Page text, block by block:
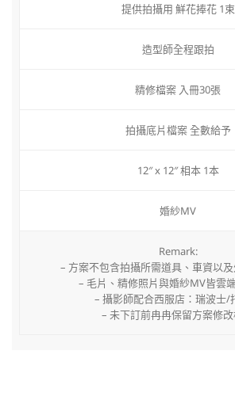
提供拍攝用 鮮花捧花 1束
造型師全程跟拍
精修檔案 入冊30張
拍攝底片檔案 全數給予
12″ x 12″ 相本 1本
婚紗MV
Remark:
– 方案不包含拍攝所需道具、車資以
– 毛片、精修照片與婚紗MV皆雲
– 攝影師配合西服店：瑞波士/
– 未下訂前冉冉保留方案修